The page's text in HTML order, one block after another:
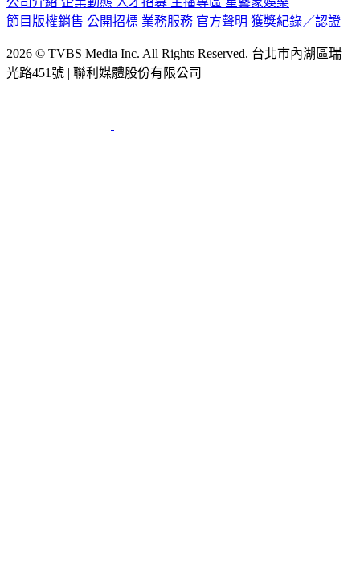
節目版權銷售 公開招標 業務服務 官方聲明 獲獎紀錄／認證
2026 © TVBS Media Inc. All Rights Reserved. 台北市內湖區瑞
光路451號 | 聯利媒體股份有限公司